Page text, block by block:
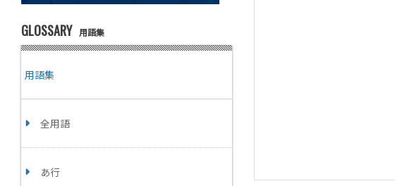
GLOSSARY 用語集
用語集
全用語
あ行